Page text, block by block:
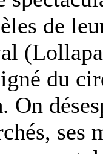
de
du
. On
ses